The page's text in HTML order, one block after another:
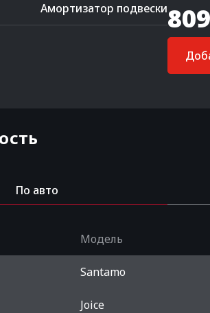
Амортизатор подвески
По авто
Модель
Santamo
Joice